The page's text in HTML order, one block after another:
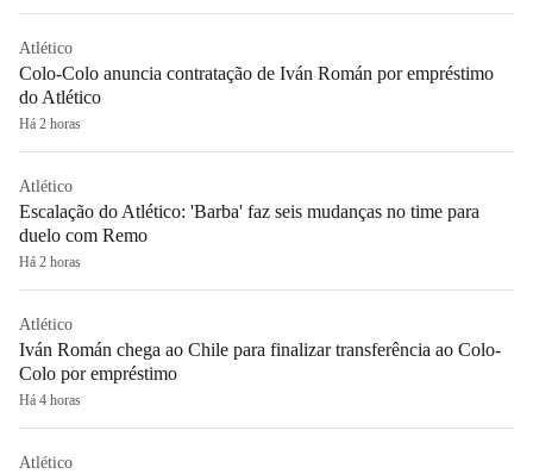
Atlético
Colo-Colo anuncia contratação de Iván Román por empréstimo
do Atlético
Há 2 horas
Atlético
Escalação do Atlético: 'Barba' faz seis mudanças no time para
duelo com Remo
Há 2 horas
Atlético
Iván Román chega ao Chile para finalizar transferência ao Colo-
Colo por empréstimo
Há 4 horas
Atlético